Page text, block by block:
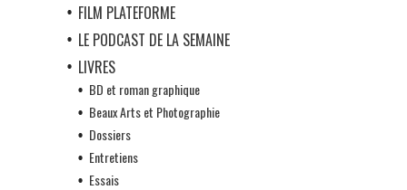
FILM PLATEFORME
LE PODCAST DE LA SEMAINE
LIVRES
BD et roman graphique
Beaux Arts et Photographie
Dossiers
Entretiens
Essais